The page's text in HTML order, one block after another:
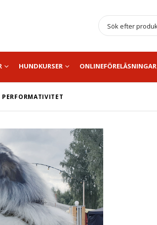
HUNDKURSER ONLINEFÖRELÄSNINGAR
PERFORMATIVITET